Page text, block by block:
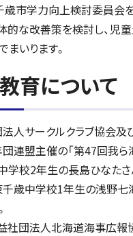
歳市学力向上検討委員会
的な改善策を検討し、児
まいります。
育について
人サークルクラブ協会及
連盟主催の「第47回我ら
学校2年生の長島ひなた
千歳中学校1年生の浅野
社団法人北海道海事広報